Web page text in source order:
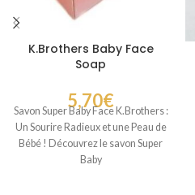
K.Brothers Baby Face
Soap
5,70€
Savon Super Baby Face K.Brothers :
Un Sourire Radieux et une Peau de
Bébé ! Découvrez le savon Super
Baby